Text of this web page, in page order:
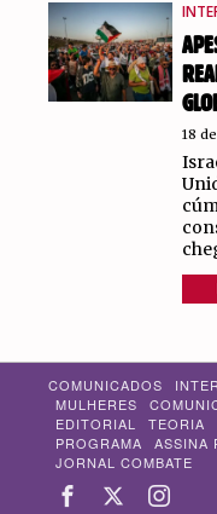
18
COMUNICADOS
MULHERES
EDITORIAL
TEORIA
PROGRAMA
ASSINA
JORNAL COMBATE